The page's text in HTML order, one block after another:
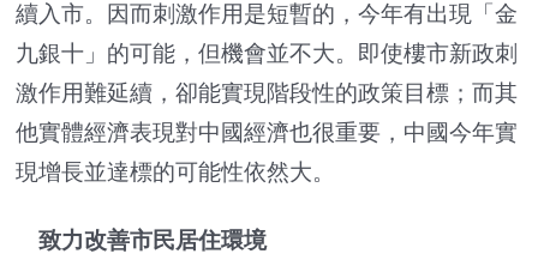
續入市。因而刺激作用是短暫的，今年有出現「金
九銀十」的可能，但機會並不大。即使樓市新政刺
激作用難延續，卻能實現階段性的政策目標；而其
他實體經濟表現對中國經濟也很重要，中國今年實
現增長並達標的可能性依然大。
致力改善市民居住環境